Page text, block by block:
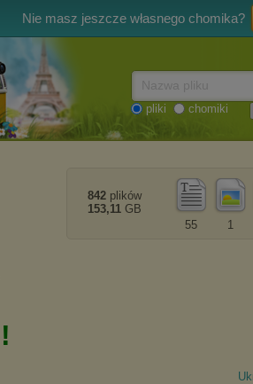
Nie masz jeszcze własnego chomika?
pliki chomiki
1
55
842 plików
153,11 GB